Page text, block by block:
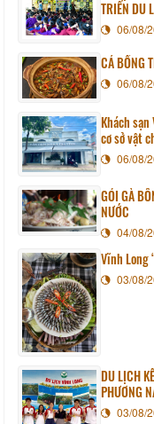
TRIỂN DU
06/08/
CÁ BỐNG
06/08/
Khách
cơ sở vật
06/08/
GỎI GÀ
NƯỚC
04/08/
Vĩnh Long
03/08/
DU LỊCH
PHƯƠNG
03/08/